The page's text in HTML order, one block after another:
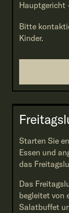
Hauptgericht
Bitte
Kinder.
Starten Sie
Essen und
das
Das
begleitet von
Salatbuffet